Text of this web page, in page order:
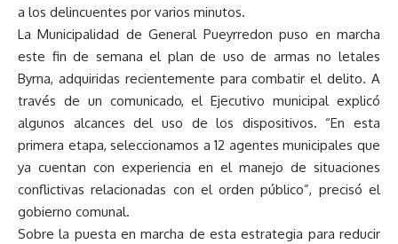
a los delincuentes por varios minutos.
La Municipalidad de General Pueyrredon puso en marcha
este fin de semana el plan de uso de armas no letales
Byrna, adquiridas recientemente para combatir el delito. A
través de un comunicado, el Ejecutivo municipal explicó
algunos alcances del uso de los dispositivos. “En esta
primera etapa, seleccionamos a 12 agentes municipales que
ya cuentan con experiencia en el manejo de situaciones
conflictivas relacionadas con el orden público”, precisó el
gobierno comunal.
Sobre la puesta en marcha de esta estrategia para reducir